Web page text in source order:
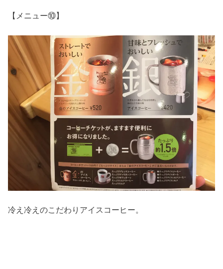
【メニュー⑩】
冷え冷えのこだわりアイスコーヒー。